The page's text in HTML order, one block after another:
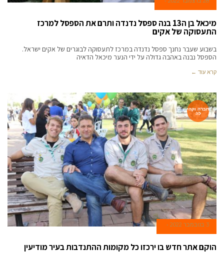
מיכאל בן ה13 בנה ספסל נדנדה ותרם את הספסל למרכז
התעסוקה של אקים
בשבוע שעבר נחנך ספסל נדנדה במרכז לתעסוקה לבוגרים של אקים ישראל.
הספסל נבנה באהבה גדולה על ידי הנער מיכאל הדאיה
קרא עוד ←
חברה וקהי
לה
3 בנובמבר 2022
הוקם אתר חדש בו ירכזו כל מקומות ההתנדבות בעיר מודיעין